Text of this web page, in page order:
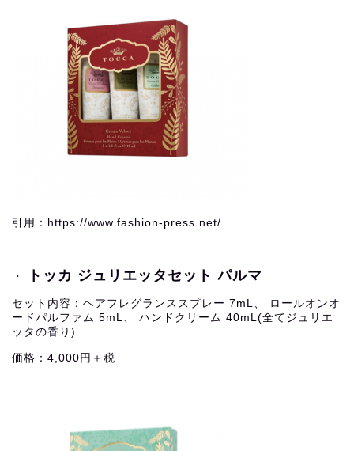
引用：https://www.fashion-press.net/
・ トッカ ジュリエッタセット パルマ
セット内容：ヘアフレグランススプレー 7mL、 ロールオンオ
ードパルファム 5mL、 ハンドクリーム 40mL(全てジュリエ
ッタの香り)
価格：4,000円＋税